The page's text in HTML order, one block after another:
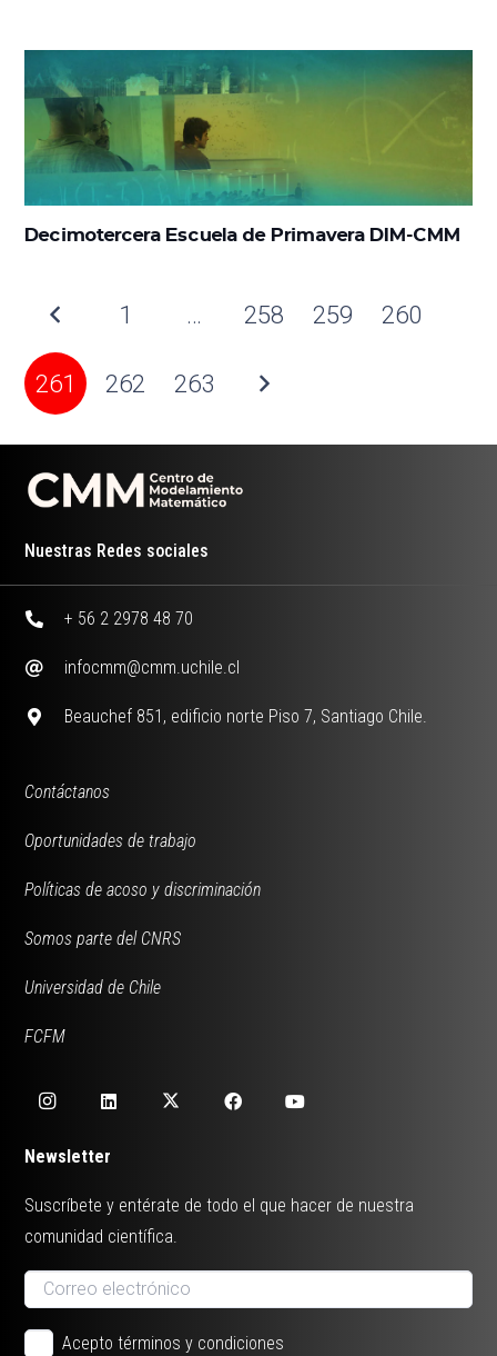
Decimotercera Escuela de Primavera DIM-CMM
1 … 258 259 260
261 262 263
Nuestras Redes sociales
+ 56 2 2978 48 70
infocmm@cmm.uchile.cl
Beauchef 851, edificio norte Piso 7, Santiago Chile.
Contáctanos
Oportunidades de trabajo
Políticas de acoso y discriminación
Somos parte del CNRS
Universidad de Chile
FCFM
Newsletter
Suscríbete y entérate de todo el que hacer de nuestra
comunidad científica.
Acepto términos y condiciones